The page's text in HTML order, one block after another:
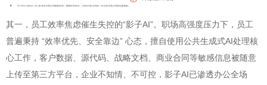
其一，员工效率焦虑催生失控的“影子AI”。职场高强度压力下，员工
普遍秉持 “效率优先、安全靠边” 心态，擅自使用公共生成式AI处理核
心工作，客户数据、源代码、战略文档、商业合同等敏感信息被随意
上传至第三方平台，企业不知情、不可控，影子AI已渗透办公全场